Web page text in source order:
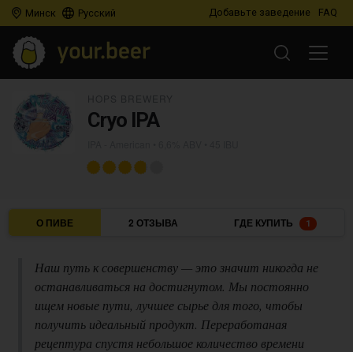
Минск Русский Добавьте заведение FAQ
Cryo IPA
О ПИВЕ 2 ОТЗЫВА ГДЕ КУПИТЬ 1
Наш путь к совершенству — это значит никогда не
останавливаться на достигнутом. Мы постоянно
ищем новые пути, лучшее сырье для того, чтобы
получить идеальный продукт. Переработаная
рецептура спустя небольшое количество времени